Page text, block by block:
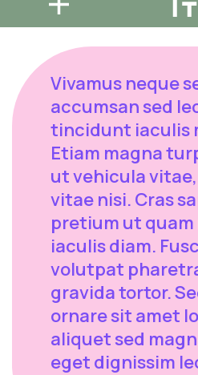
Vivamus neque
accumsan sed
tincidunt iaculis
Etiam magna
ut vehicula
vitae nisi. Cras
pretium ut
iaculis diam.
volutpat
gravida tortor.
ornare sit amet
aliquet sed
eget dignissim